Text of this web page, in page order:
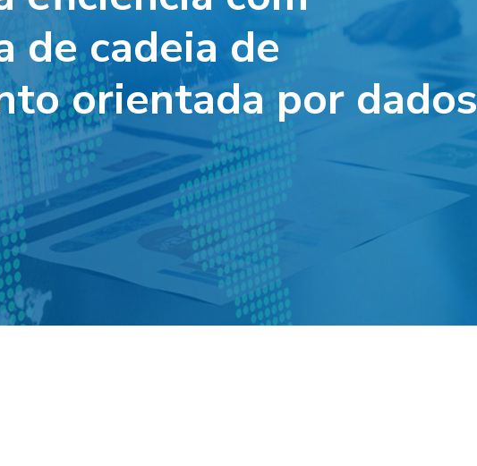
de cadeia de
orientada por dados